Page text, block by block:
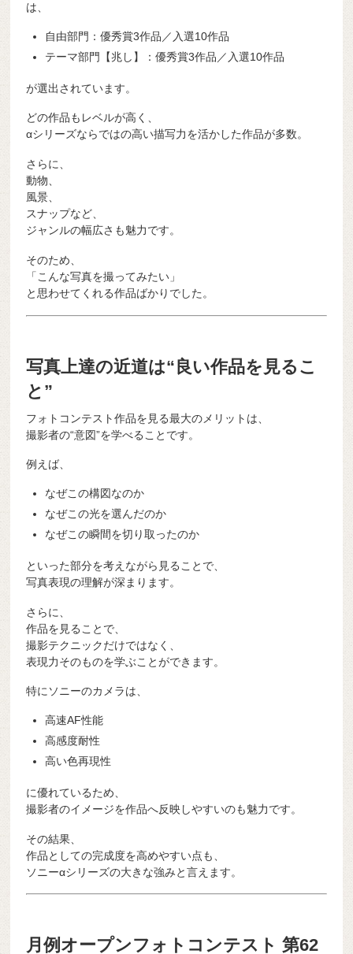
は、
自由部門：優秀賞3作品／入選10作品
テーマ部門【兆し】：優秀賞3作品／入選10作品
が選出されています。
どの作品もレベルが高く、
αシリーズならではの高い描写力を活かした作品が多数。
さらに、
動物、
風景、
スナップなど、
ジャンルの幅広さも魅力です。
そのため、
「こんな写真を撮ってみたい」
と思わせてくれる作品ばかりでした。
写真上達の近道は“良い作品を見るこ
と”
フォトコンテスト作品を見る最大のメリットは、
撮影者の“意図”を学べることです。
例えば、
なぜこの構図なのか
なぜこの光を選んだのか
なぜこの瞬間を切り取ったのか
といった部分を考えながら見ることで、
写真表現の理解が深まります。
さらに、
作品を見ることで、
撮影テクニックだけではなく、
表現力そのものを学ぶことができます。
特にソニーのカメラは、
高速AF性能
高感度耐性
高い色再現性
に優れているため、
撮影者のイメージを作品へ反映しやすいのも魅力です。
その結果、
作品としての完成度を高めやすい点も、
ソニーαシリーズの大きな強みと言えます。
月例オープンフォトコンテスト 第62